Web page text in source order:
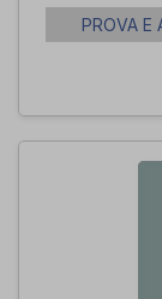
PROVA E